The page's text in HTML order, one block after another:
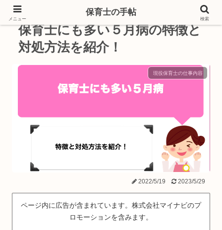
保育士にも多い５月病の特徴と
対処方法を紹介！
現役保育士の仕事内容
2022/5/19 2023/5/29
ページ内に広告が含まれています。株式会社マイナビのプ
ロモーションを含みます。
メニュー
保育士の手帖
検索